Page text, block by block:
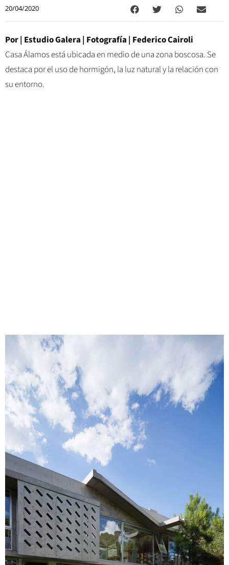
20/04/2020
Por | Estudio Galera | Fotografía | Federico Cairoli
Casa Álamos está ubicada en medio de una zona boscosa. Se
destaca por el uso de hormigón, la luz natural y la relación con
su entorno.